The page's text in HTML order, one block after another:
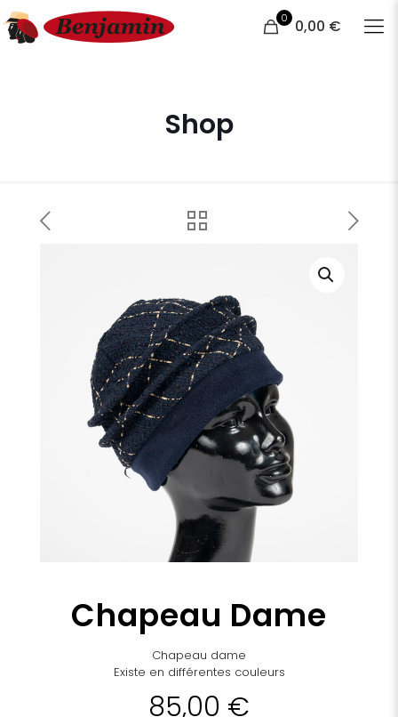
0 0,00 €
Shop
Chapeau Dame
Chapeau dame
Existe en différentes couleurs
85,00 €